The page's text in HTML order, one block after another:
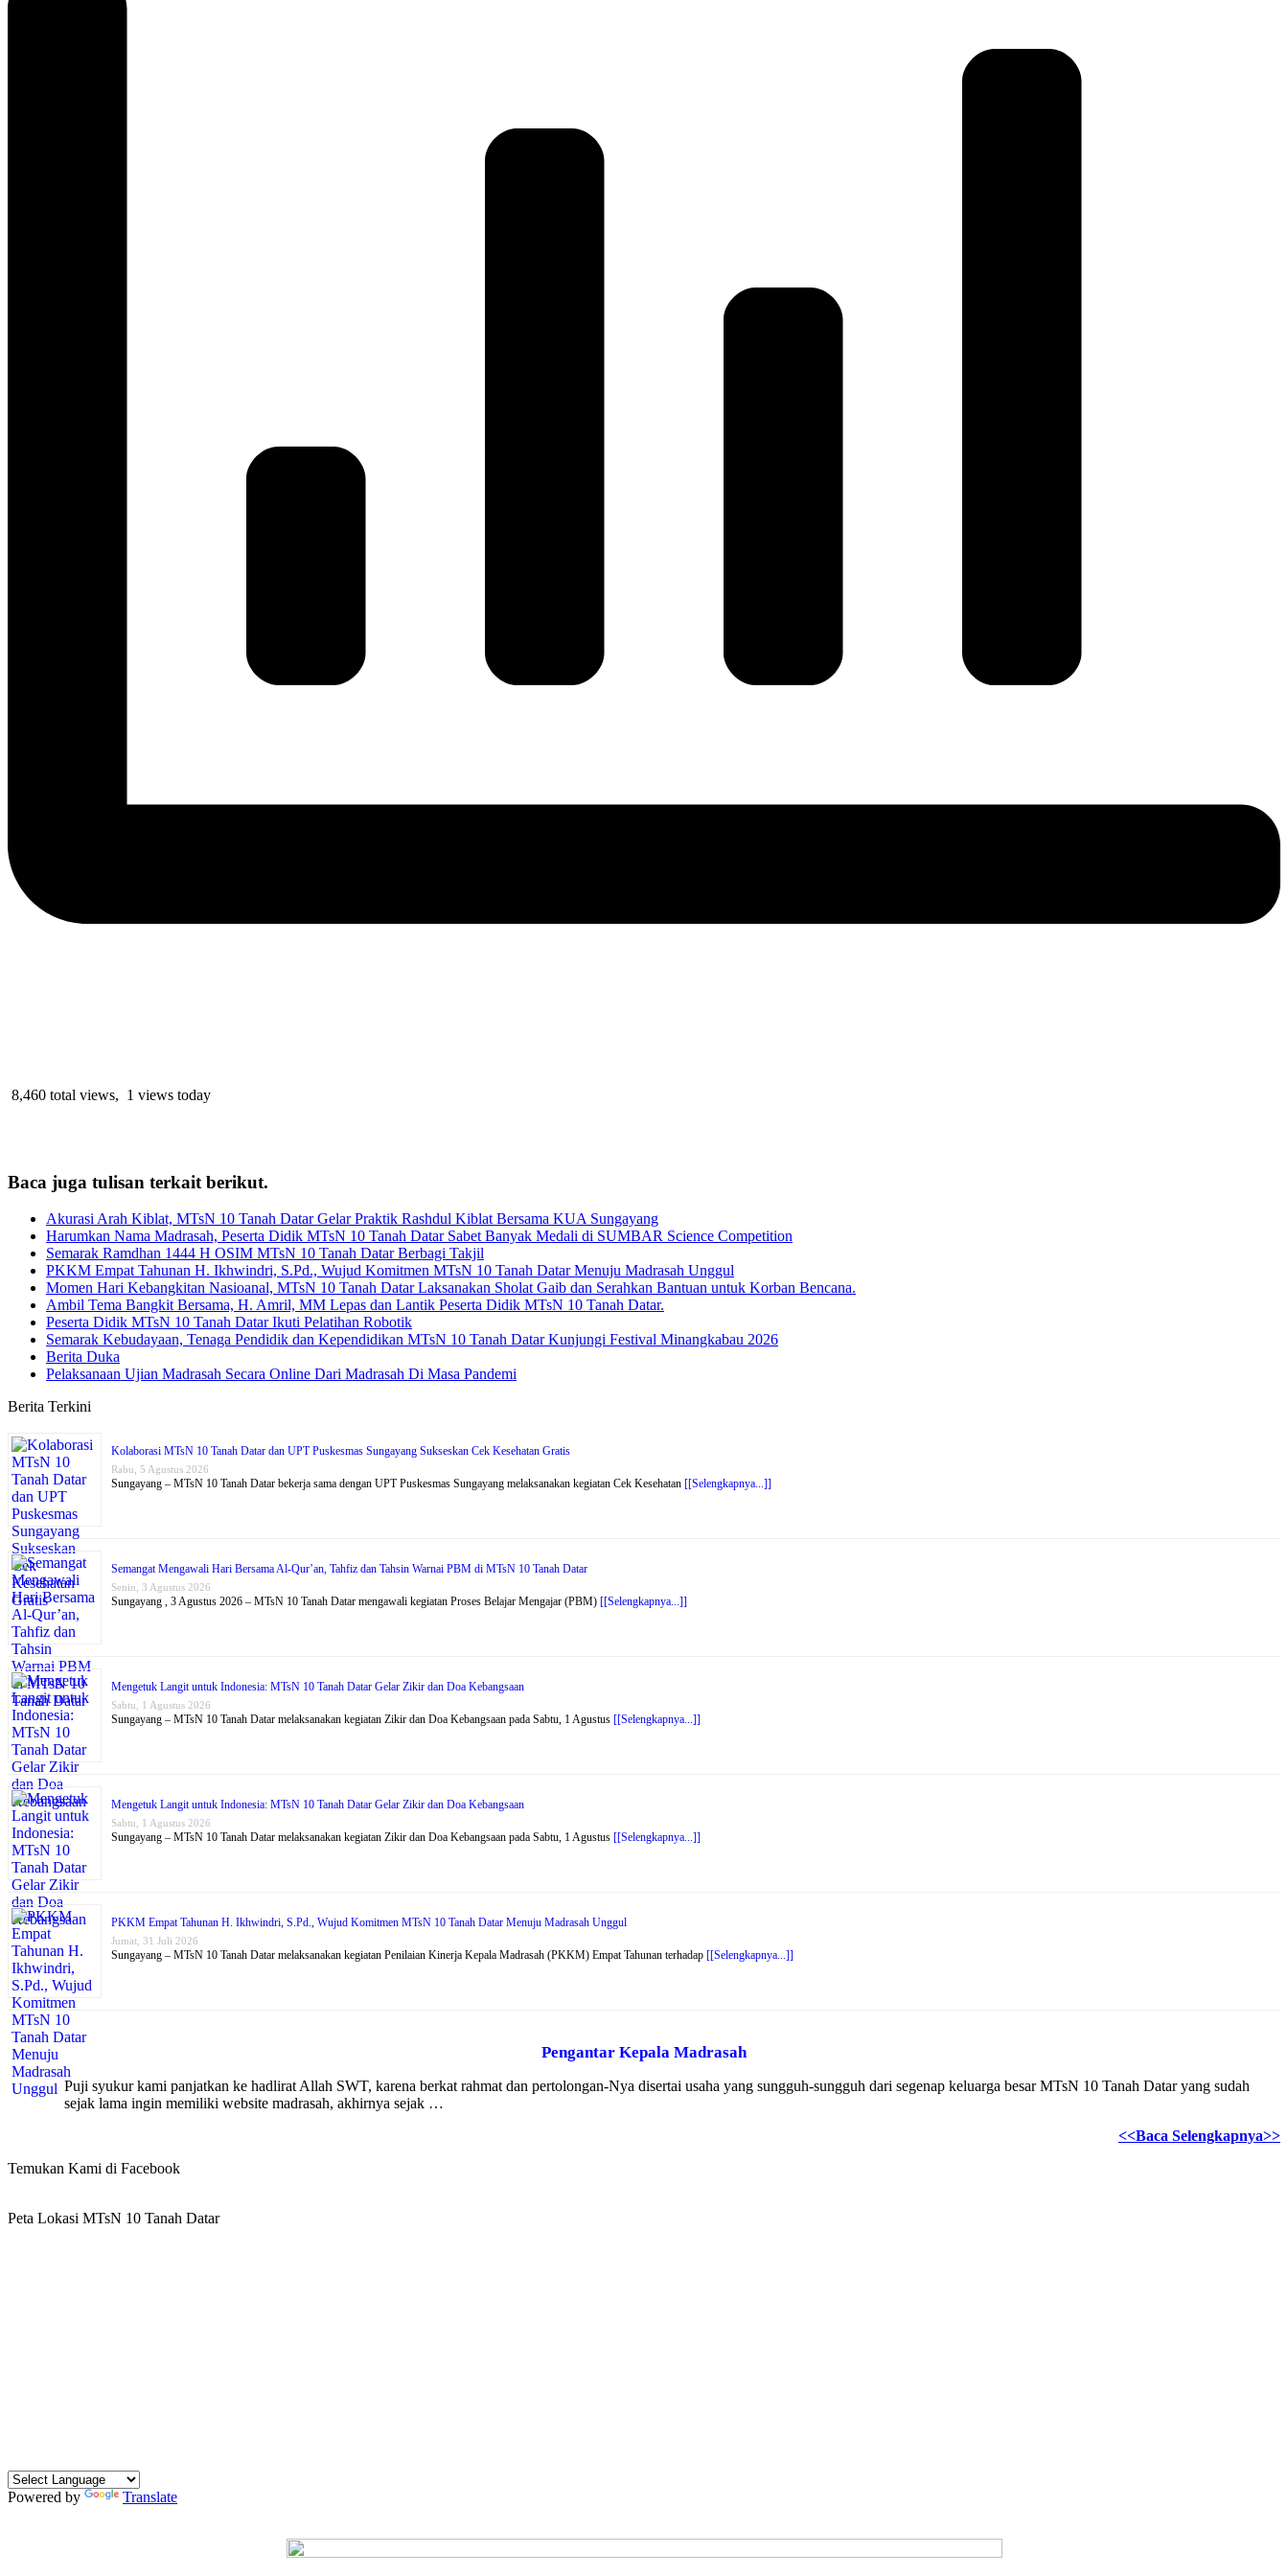
8,460 total views, 1 views today
Baca juga tulisan terkait berikut.
Akurasi Arah Kiblat, MTsN 10 Tanah Datar Gelar Praktik Rashdul Kiblat Bersama KUA Sungayang
Harumkan Nama Madrasah, Peserta Didik MTsN 10 Tanah Datar Sabet Banyak Medali di SUMBAR Science Competition
Semarak Ramdhan 1444 H OSIM MTsN 10 Tanah Datar Berbagi Takjil
PKKM Empat Tahunan H. Ikhwindri, S.Pd., Wujud Komitmen MTsN 10 Tanah Datar Menuju Madrasah Unggul
Momen Hari Kebangkitan Nasioanal, MTsN 10 Tanah Datar Laksanakan Sholat Gaib dan Serahkan Bantuan untuk Korban Bencana.
Ambil Tema Bangkit Bersama, H. Amril, MM Lepas dan Lantik Peserta Didik MTsN 10 Tanah Datar.
Peserta Didik MTsN 10 Tanah Datar Ikuti Pelatihan Robotik
Semarak Kebudayaan, Tenaga Pendidik dan Kependidikan MTsN 10 Tanah Datar Kunjungi Festival Minangkabau 2026
Berita Duka
Pelaksanaan Ujian Madrasah Secara Online Dari Madrasah Di Masa Pandemi
Berita Terkini
Kolaborasi MTsN 10 Tanah Datar dan UPT Puskesmas Sungayang Sukseskan Cek Kesehatan Gratis
Rabu, 5 Agustus 2026
Sungayang – MTsN 10 Tanah Datar bekerja sama dengan UPT Puskesmas Sungayang melaksanakan kegiatan Cek Kesehatan [[Selengkapnya...]]
Semangat Mengawali Hari Bersama Al-Qur’an, Tahfiz dan Tahsin Warnai PBM di MTsN 10 Tanah Datar
Senin, 3 Agustus 2026
Sungayang , 3 Agustus 2026 – MTsN 10 Tanah Datar mengawali kegiatan Proses Belajar Mengajar (PBM) [[Selengkapnya...]]
Mengetuk Langit untuk Indonesia: MTsN 10 Tanah Datar Gelar Zikir dan Doa Kebangsaan
Sabtu, 1 Agustus 2026
Sungayang – MTsN 10 Tanah Datar melaksanakan kegiatan Zikir dan Doa Kebangsaan pada Sabtu, 1 Agustus [[Selengkapnya...]]
Mengetuk Langit untuk Indonesia: MTsN 10 Tanah Datar Gelar Zikir dan Doa Kebangsaan
Sabtu, 1 Agustus 2026
Sungayang – MTsN 10 Tanah Datar melaksanakan kegiatan Zikir dan Doa Kebangsaan pada Sabtu, 1 Agustus [[Selengkapnya...]]
PKKM Empat Tahunan H. Ikhwindri, S.Pd., Wujud Komitmen MTsN 10 Tanah Datar Menuju Madrasah Unggul
Jumat, 31 Juli 2026
Sungayang – MTsN 10 Tanah Datar melaksanakan kegiatan Penilaian Kinerja Kepala Madrasah (PKKM) Empat Tahunan terhadap [[Selengkapnya...]]
Pengantar Kepala Madrasah
Puji syukur kami panjatkan ke hadlirat Allah SWT, karena berkat rahmat dan pertolongan-Nya disertai usaha yang sungguh-sungguh dari segenap keluarga besar MTsN 10 Tanah Datar yang sudah
sejak lama ingin memiliki website madrasah, akhirnya sejak …
<<Baca Selengkapnya>>
Temukan Kami di Facebook
Peta Lokasi MTsN 10 Tanah Datar
Powered by Translate